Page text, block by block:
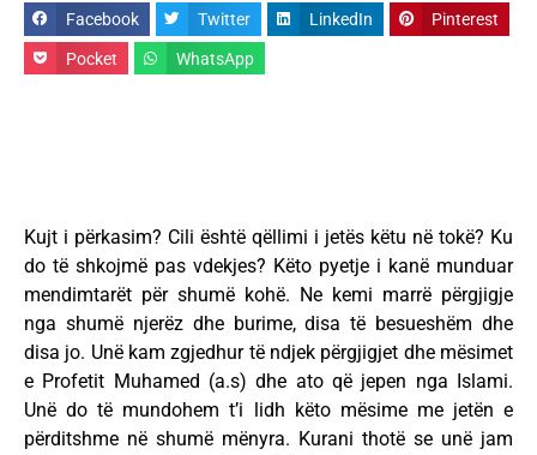
Facebook Twitter LinkedIn Pinterest
Pocket WhatsApp
Kujt i përkasim? Cili është qëllimi i jetës këtu në tokë? Ku
do të shkojmë pas vdekjes? Këto pyetje i kanë munduar
mendimtarët për shumë kohë. Ne kemi marrë përgjigje
nga shumë njerëz dhe burime, disa të besueshëm dhe
disa jo. Unë kam zgjedhur të ndjek përgjigjet dhe mësimet
e Profetit Muhamed (a.s) dhe ato që jepen nga Islami.
Unë do të mundohem t’i lidh këto mësime me jetën e
përditshme në shumë mënyra. Kurani thotë se unë jam